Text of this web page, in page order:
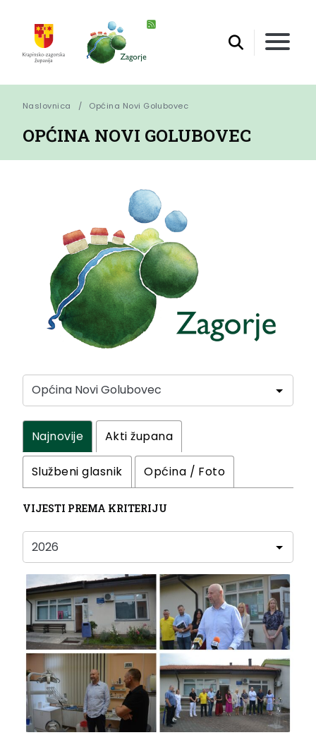
Naslovnica Općina Novi Golubovec
OPĆINA NOVI GOLUBOVEC
Najnovije Akti župana
Službeni glasnik Općina / Foto
VIJESTI PREMA KRITERIJU